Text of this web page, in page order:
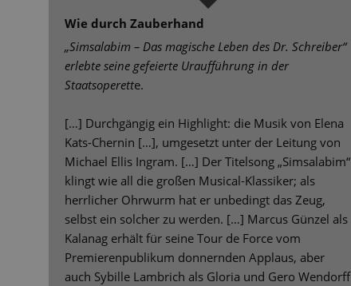
Wie durch Zauberhand
„Simsalabim – Das magische Leben des Dr. Schreiber“
erlebte seine gefeierte Uraufführung in der
Staatsoperette.
[…] Durchgängig ein Highlight: die Musik von Elena
Kats-Chernin […], umgesetzt unter der Leitung von
Michael Ellis Ingram. […] Der Titelsong „Simsalabim“
klingt wie all die großen Musical-Klassiker; als
herrlicher Ohrwurm hat er unbedingt das Zeug,
selbst ein solcher zu werden. […] Marcus Günzel als
Kalanag erhält für seine Tour de Force vom
Premierenpublikum donnernden Applaus, aber
auch Sybille Lambrich als Gloria und Gero Wendorff